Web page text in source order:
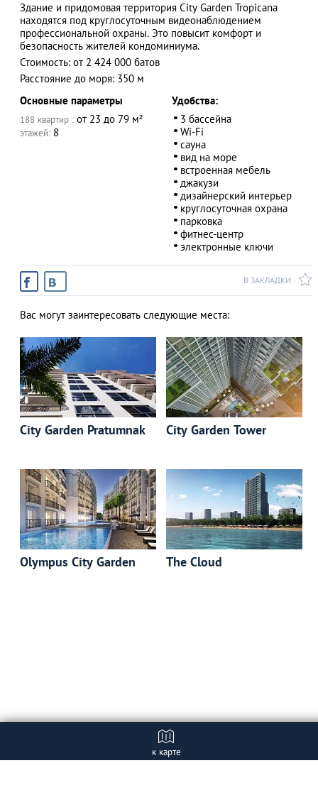
Здание и придомовая территория City Garden Tropicana
находятся под круглосуточным видеонаблюдением
профессиональной охраны. Это повысит комфорт и
безопасность жителей кондоминиума.
Стоимость: от 2 424 000 батов
Расстояние до моря: 350 м
Основные параметры
188 квартир : от 23 до 79 м²
этажей: 8
Удобства:
3 бассейна
Wi-Fi
cауна
вид на море
встроенная мебель
джакузи
дизайнерский интерьер
круглосуточная охрана
парковка
фитнес-центр
электронные ключи
В ЗАКЛАДКИ
Вас могут заинтересовать следующие места:
City Garden Pratumnak City Garden Tower
Olympus City Garden The Cloud
к карте